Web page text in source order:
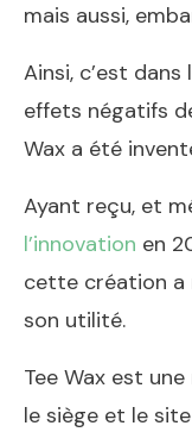
mais aussi,
Ainsi, c’est
effets négatifs
Wax a été
Ayant reçu, et
l’innovation en
cette création a
son utilité.
Tee Wax est
le siège et le